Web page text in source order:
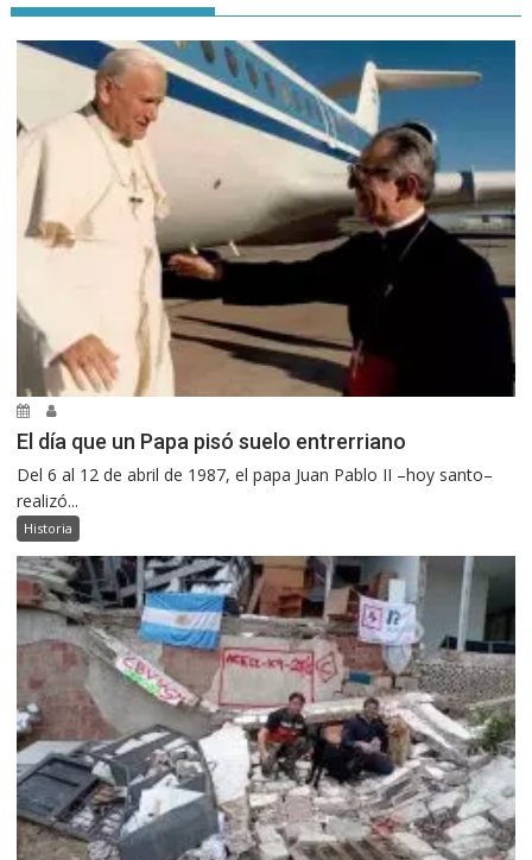
El día que un Papa pisó suelo entrerriano
Del 6 al 12 de abril de 1987, el papa Juan Pablo II –hoy santo–
realizó...
Historia